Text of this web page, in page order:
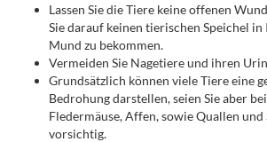
Lassen Sie die Tiere keine offenen
Sie darauf keinen tierischen Speichel
Mund zu bekommen.
Vermeiden Sie Nagetiere und ihren
Grundsätzlich können viele Tiere eine
Bedrohung darstellen, seien Sie aber
Fledermäuse, Affen, sowie Quallen und
vorsichtig.